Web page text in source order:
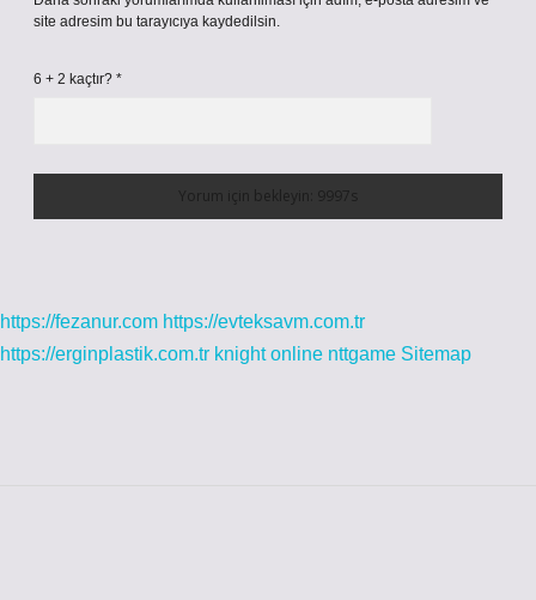
site adresim bu tarayıcıya kaydedilsin.
6 + 2 kaçtır? *
https://fezanur.com https://evteksavm.com.tr
https://erginplastik.com.tr knight online nttgame Sitemap